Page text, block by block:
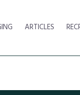
ARTICLES